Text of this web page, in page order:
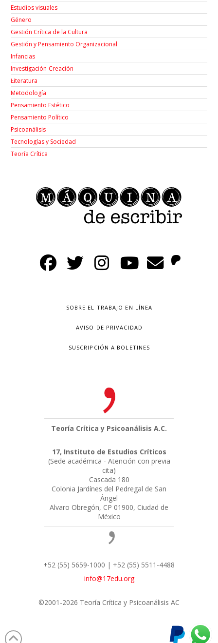
Estudios visuales
Género
Gestión Crítica de la Cultura
Gestión y Pensamiento Organizacional
Infancias
Investigación-Creación
Łiteratura
Metodología
Pensamiento Estético
Pensamiento Político
Psicoanálisis
Tecnologías y Sociedad
Teoría Crítica
SOBRE EL TRABAJO EN LÍNEA
AVISO DE PRIVACIDAD
SUSCRIPCIÓN A BOLETINES
Teoría Crítica y Psicoanálisis A.C.
17, Instituto de Estudios Críticos
(Sede académica - Atención con previa
cita)
Cascada 180
Colonia Jardínes del Pedregal de San
Ángel
Alvaro Obregón, CP 01900, Ciudad de
México
+52 (55) 5659-1000 | +52 (55) 5511-4488
info@17edu.org
©2001-2026 Teoría Crítica y Psicoanálisis AC